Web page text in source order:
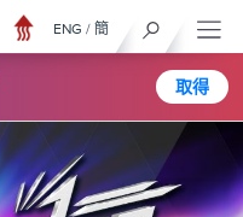
取得
ENG / 簡